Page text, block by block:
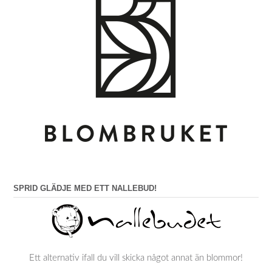
SPRID GLÄDJE MED ETT NALLEBUD!
Ett alternativ ifall du vill skicka något annat än blommor!